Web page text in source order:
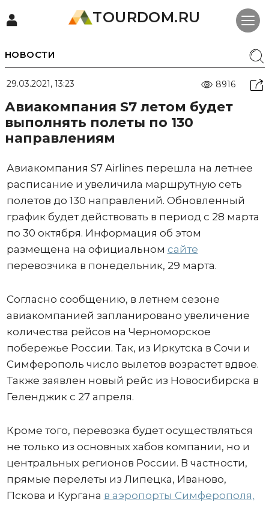
TOURDOM.RU
НОВОСТИ
29.03.2021, 13:23 8916
Авиакомпания S7 летом будет
выполнять полеты по 130
направлениям
Авиакомпания S7 Airlines перешла на летнее
расписание и увеличила маршрутную сеть
полетов до 130 направлений. Обновленный
график будет действовать в период с 28 марта
по 30 октября. Информация об этом
размещена на официальном сайте
перевозчика в понедельник, 29 марта.
Согласно сообщению, в летнем сезоне
авиакомпанией запланировано увеличение
количества рейсов на Черноморское
побережье России. Так, из Иркутска в Сочи и
Симферополь число вылетов возрастет вдвое.
Также заявлен новый рейс из Новосибирска в
Геленджик с 27 апреля.
Кроме того, перевозка будет осуществляться
не только из основных хабов компании, но и
центральных регионов России. В частности,
прямые перелеты из Липецка, Иваново,
Пскова и Кургана в аэропорты Симферополя,